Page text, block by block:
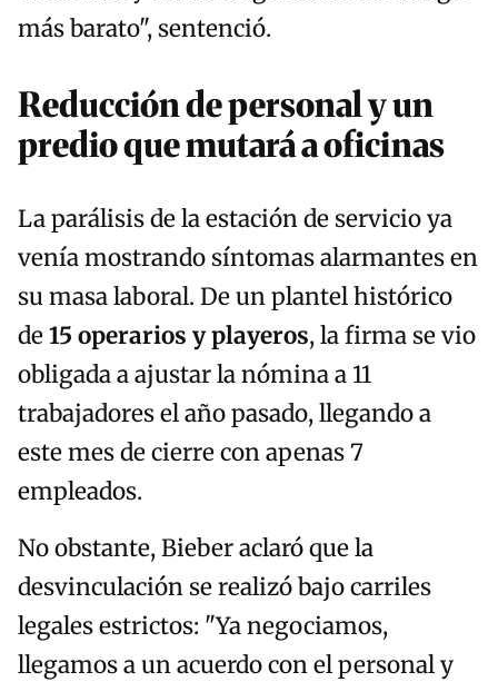
más barato", sentenció.
Reducción de personal y un
predio que mutará a oficinas
La parálisis de la estación de servicio ya
venía mostrando síntomas alarmantes en
su masa laboral. De un plantel histórico
de15 operarios y playeros, la firma se vio
obligada a ajustar la nómina a 11
trabajadores el año pasado, llegando a
este mes de cierre con apenas 7
empleados.
No obstante, Bieber aclaró que la
desvinculación se realizó bajo carriles
legales estrictos: "Ya negociamos,
llegamos a un acuerdo con el personal y